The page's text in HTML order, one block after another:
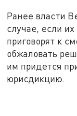
Ранее власти
случае, если
приговорят к
обжаловать
им придется
юрисдикцию.